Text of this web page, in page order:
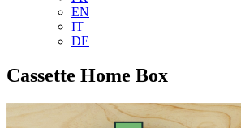
EN
IT
DE
Cassette Home Box